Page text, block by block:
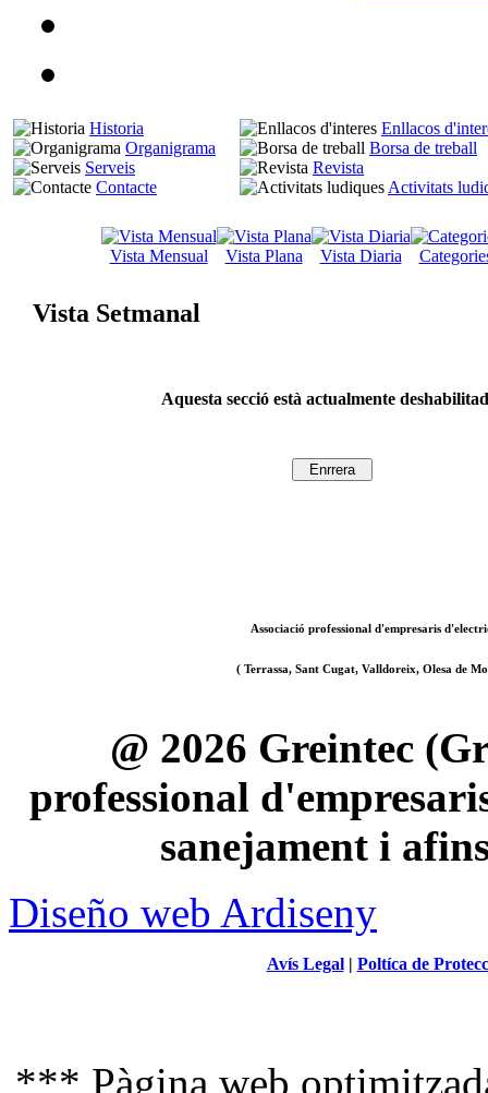
Historia
Organigrama
Serveis
Contacte
Enllacos
Borsa de treball
Revista
Activitats
Vista Mensual Vista Plana Vista Diaria
Vista Setmanal
Aquesta secció està actualmente
Associació professional d'empresaris
( Terrassa, Sant Cugat, Valldoreix, Olesa de
@ 2026 Greintec
professional
sanejament i
Diseño web Ardiseny
Avís Legal| Poltíca de
*** Pàgina web